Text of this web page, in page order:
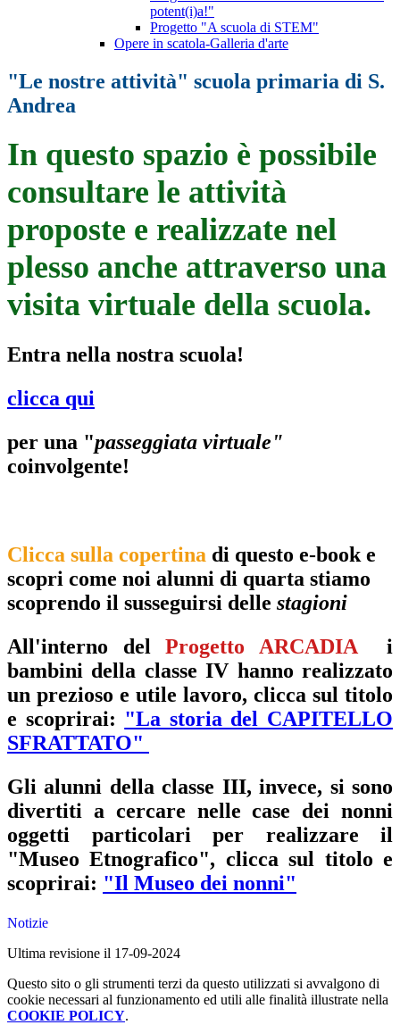
potent(i)a!"
Progetto "A scuola di STEM"
Opere in scatola-Galleria d'arte
"Le nostre attività" scuola primaria di S.
Andrea
In questo spazio è possibile
consultare le attività
proposte e realizzate nel
plesso anche attraverso una
visita virtuale della scuola.
Entra nella nostra scuola!
clicca qui
per una "passeggiata virtuale"
coinvolgente!
Clicca sulla copertina di questo e-book e
scopri come noi alunni di quarta stiamo
scoprendo il susseguirsi delle stagioni
All'interno delProgetto ARCADIA
i
bambini della classe IV hanno realizzato
un prezioso e utile lavoro, clicca sul titolo
e scoprirai: "La storia del CAPITELLO
SFRATTATO"
Gli alunni della classe III, invece, si sono
divertiti a cercare nelle case dei nonni
oggetti particolari per realizzare il
"Museo Etnografico", clicca sul titolo e
scoprirai: "Il Museo dei nonni"
Notizie
Ultima revisione il 17-09-2024
Questo sito o gli strumenti terzi da questo utilizzati si avvalgono di
cookie necessari al funzionamento ed utili alle finalità illustrate nella
COOKIE POLICY.